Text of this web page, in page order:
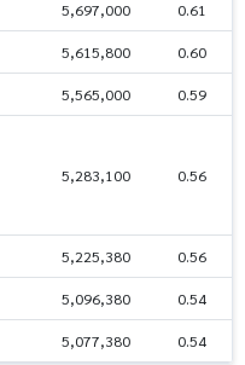
5,697,000 0.61
5,615,800 0.60
5,565,000 0.59
5,283,100 0.56
5,225,380 0.56
5,096,380 0.54
5,077,380 0.54